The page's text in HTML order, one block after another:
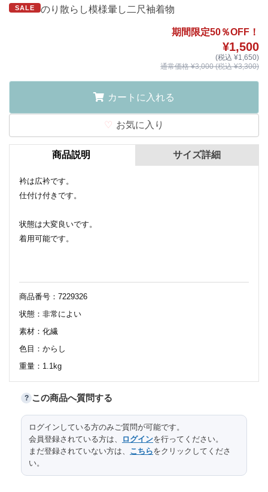
SALE のり散らし模様暈し二尺袖着物
期間限定50％OFF！
¥1,500
(税込 ¥1,650)
通常価格 ¥3,000 (税込 ¥3,300)
カートに入れる
お気に入り
商品説明
衿は広衿です。
仕付け付きです。
状態は大変良いです。
着用可能です。
商品番号：7229326
状態：非常によい
素材：化繊
色目：からし
重量：1.1kg
サイズ詳細
サイズ（cm）
64
? この商品へ質問する
ログインしている方のみご質問が可能です。
会員登録されている方は、
ログインを行ってください。
まだ登録されていない方は、 こちらをクリックしてくださ
い。